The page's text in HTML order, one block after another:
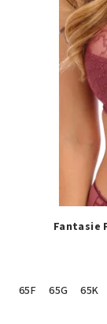
Fantasie
65F
65G
65K